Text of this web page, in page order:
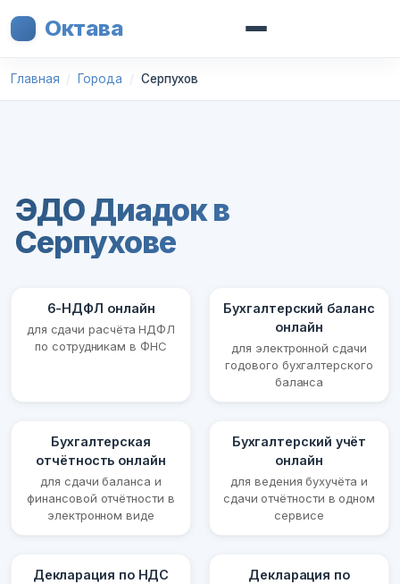
Октава
Главная Города Серпухов
ЭДО Диадок в
Серпухове
6-НДФЛ онлайн
для сдачи расчёта НДФЛ
по сотрудникам в ФНС
Бухгалтерский баланс
онлайн
для электронной сдачи
годового бухгалтерского
баланса
Бухгалтерская
отчётность онлайн
для сдачи баланса и
финансовой отчётности в
электронном виде
Бухгалтерский учёт
онлайн
для ведения бухучёта и
сдачи отчётности в одном
сервисе
Декларация по НДС
Декларация по